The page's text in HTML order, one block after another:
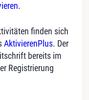
.
finden sich
AktivierenPlus. Der
bereits im
Registrierung